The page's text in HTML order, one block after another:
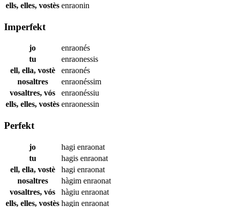
ells, elles, vostès enraonin
Imperfekt
jo
enraonés
tu
enraonessis
ell, ella, vostè
enraonés
nosaltres
enraonéssim
vosaltres, vós
enraonéssiu
ells, elles, vostès enraonessin
Perfekt
jo hagi enraonat
tu
hagis enraonat
ell, ella, vostè
hagi enraonat
nosaltres
hàgim enraonat
vosaltres, vós
hàgiu enraonat
ells, elles, vostès hagin enraonat